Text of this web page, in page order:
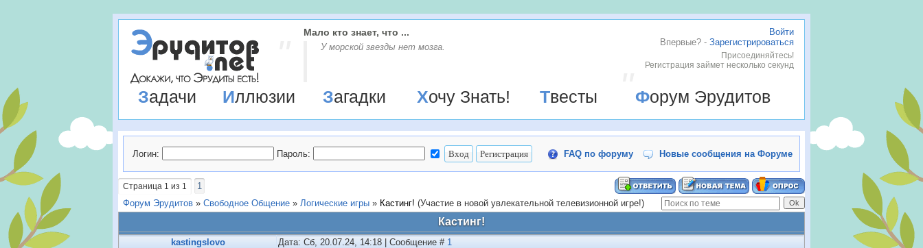
Войти
Впервые? - Зарегистрироваться
Присоединяйтесь!
Регистрация займет несколько секунд
Мало кто знает, что ...
У моpской звезды нет мозга.
Задачи Иллюзии Загадки Хочу Знать! Твесты Форум Эрудитов
Логин: Пароль: FAQ по форуму Новые сообщения на Форуме
Страница 1 из 1
1
Форум Эрудитов » Свободное Общение » Логические игры » Кастинг! (Участие в новой увлекательной телевизионной игре!)
Кастинг!
kastingslovo Дата: Сб, 20.07.24, 14:18 | Сообщение # 1